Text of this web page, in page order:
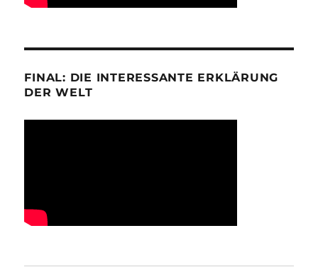
FINAL: DIE INTERESSANTE ERKLÄRUNG
DER WELT